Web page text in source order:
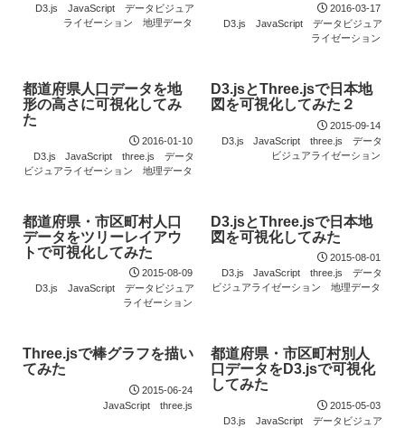
D3.js
JavaScript
データビジュア
ライゼーション
地理データ
2016-03-17
D3.js
JavaScript
データビジュア
ライゼーション
都道府県人口データを地
形の高さに可視化してみ
た
2016-01-10
D3.js
JavaScript three.js
データ
ビジュアライゼーション
地理データ
D3.jsとThree.jsで日本地
図を可視化してみた２
2015-09-14
D3.js
JavaScript three.js
データ
ビジュアライゼーション
都道府県・市区町村人口
データをツリーレイアウ
トで可視化してみた
2015-08-09
D3.js
JavaScript
データビジュア
ライゼーション
D3.jsとThree.jsで日本地
図を可視化してみた
2015-08-01
D3.js
JavaScript three.js
データ
ビジュアライゼーション
地理データ
Three.jsで棒グラフを描い
てみた
2015-06-24
JavaScript
three.js
都道府県・市区町村別人
口データをD3.jsで可視化
してみた
2015-05-03
D3.js
JavaScript
データビジュア